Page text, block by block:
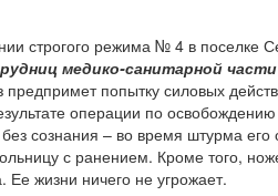
строгого режима № 4 в поселке
медико-санитарной части
предпримет попытку силовых
операции по
сознания – во время штурма
с ранением. Кроме того,
Ее жизни ничего не угрожает.